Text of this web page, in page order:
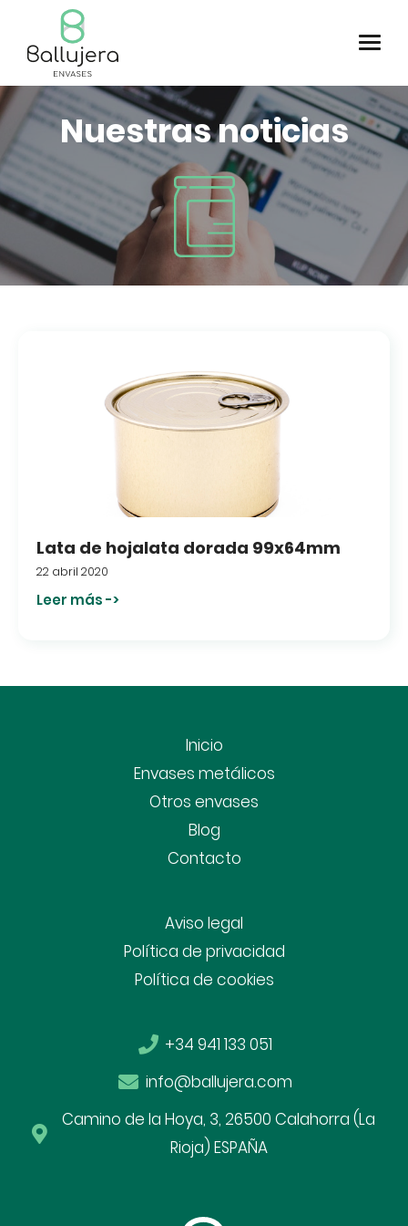
Nuestras noticias
Lata de hojalata dorada 99x64mm
22 abril 2020
Leer más ->
Inicio
Envases metálicos
Otros envases
Blog
Contacto
Aviso legal
Política de privacidad
Política de cookies
+34 941 133 051
info@ballujera.com
Camino de la Hoya, 3, 26500 Calahorra (La
Rioja) ESPAÑA